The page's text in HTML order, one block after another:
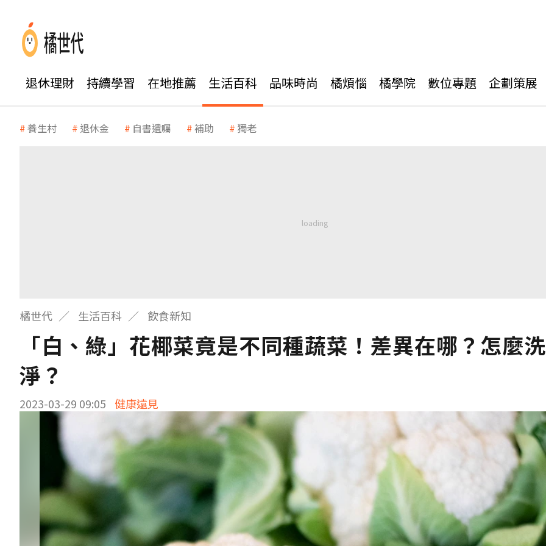
退休理財 持續學習 在地推薦 生活百科 品味時尚 橘煩惱 橘學院 數位專題 企劃策展
養生村 退休金 自書遺囑 補助 獨老
橘世代 生活百科 飲食新知
「白、綠」花椰菜竟是不同種蔬菜！差異在哪？怎麼
淨？
2023-03-29 09:05 健康遠見